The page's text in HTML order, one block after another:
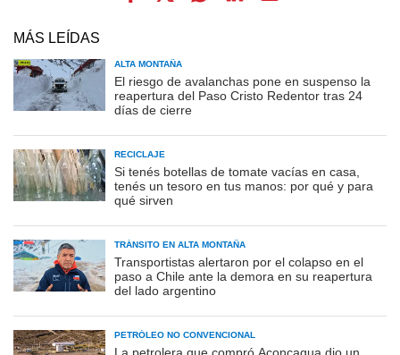
MÁS LEÍDAS
ALTA MONTAÑA
El riesgo de avalanchas pone en suspenso la
reapertura del Paso Cristo Redentor tras 24
días de cierre
RECICLAJE
Si tenés botellas de tomate vacías en casa,
tenés un tesoro en tus manos: por qué y para
qué sirven
TRÁNSITO EN ALTA MONTAÑA
Transportistas alertaron por el colapso en el
paso a Chile ante la demora en su reapertura
del lado argentino
PETRÓLEO NO CONVENCIONAL